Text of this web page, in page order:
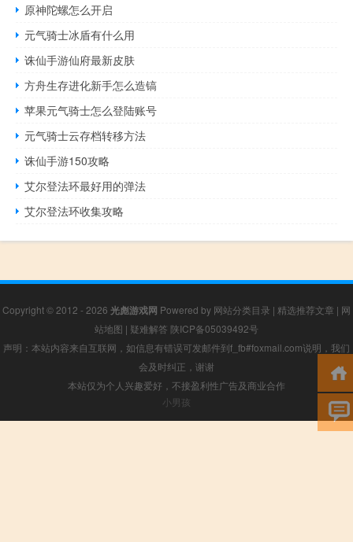
原神陀螺怎么开启
元气骑士冰盾有什么用
诛仙手游仙府最新皮肤
方舟生存进化新手怎么造镐
苹果元气骑士怎么登陆账号
元气骑士云存档转移方法
诛仙手游150攻略
艾尔登法环最好用的弹法
艾尔登法环收集攻略
Copyright © 2012 - 2026 光彪游戏网 Powered by 网站分类目录 | 精选推荐文章 | 网
站地图 | 疑难解答 陕ICP备05039492号
声明：本站内容来自互联网，如信息有错误可发邮件到f_fb#foxmail.com说明，我们
会及时纠正，谢谢
本站仅为个人兴趣爱好，不接盈利性广告及商业合作
小男孩